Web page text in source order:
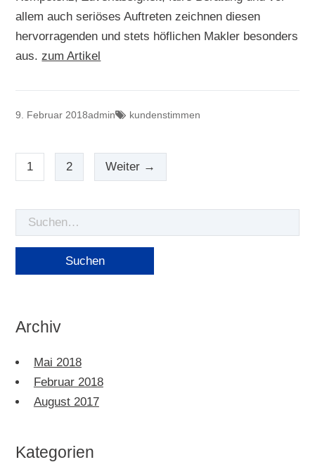
allem auch seriöses Auftreten zeichnen diesen
hervorragenden und stets höflichen Makler besonders
aus.zum Artikel
9. Februar 2018admin kundenstimmen
1 2 Weiter →
Suche
nach
Archiv
Mai 2018
Februar 2018
August 2017
Kategorien